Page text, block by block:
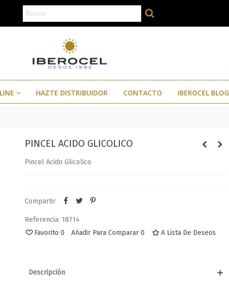
HAZTE DISTRIBUIDOR CONTACTO IBEROCEL BLOG
PINCEL ACIDO GLICOLICO
Pincel Acido Glicolico
Compartir
Referencia: 18714
Favorito 0 Añadir Para Comparar 0 A Lista De Deseos
Descripción